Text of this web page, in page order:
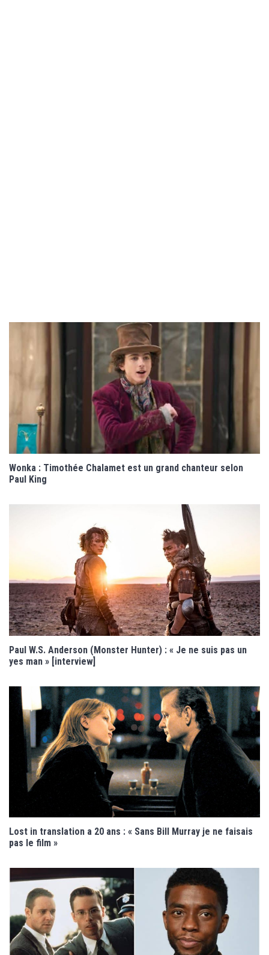
Wonka : Timothée Chalamet est un grand chanteur selon
Paul King
Paul W.S. Anderson (Monster Hunter) : « Je ne suis pas un
yes man » [interview]
Lost in translation a 20 ans : « Sans Bill Murray je ne faisais
pas le film »